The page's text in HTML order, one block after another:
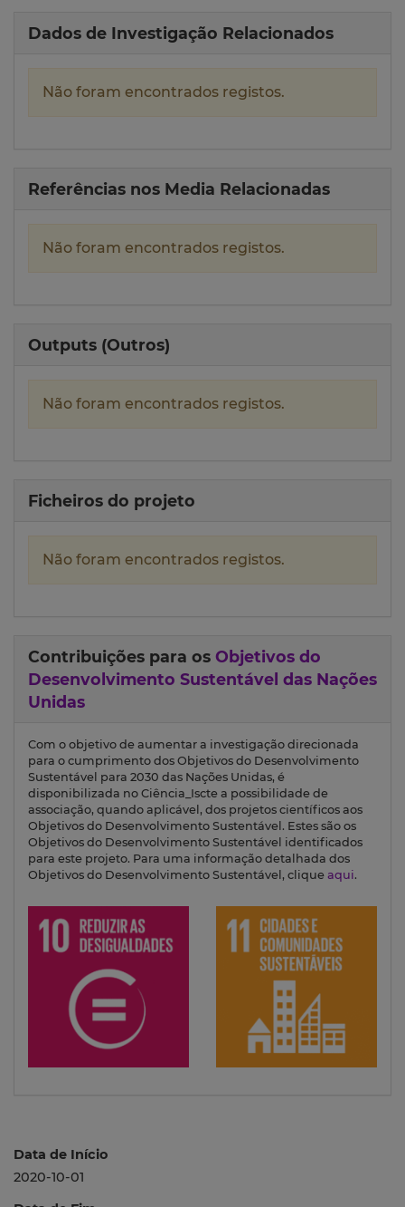
Dados de Investigação Relacionados
Não foram encontrados registos.
Referências nos Media Relacionadas
Não foram encontrados registos.
Outputs (Outros)
Não foram encontrados registos.
Ficheiros do projeto
Não foram encontrados registos.
Contribuições para os Objetivos do
Desenvolvimento Sustentável das Nações
Unidas
Com o objetivo de aumentar a investigação direcionada
para o cumprimento dos Objetivos do Desenvolvimento
Sustentável para 2030 das Nações Unidas, é
disponibilizada no Ciência_Iscte a possibilidade de
associação, quando aplicável, dos projetos científicos aos
Objetivos do Desenvolvimento Sustentável. Estes são os
Objetivos do Desenvolvimento Sustentável identificados
para este projeto. Para uma informação detalhada dos
Objetivos do Desenvolvimento Sustentável, clique aqui.
Data de Início
2020-10-01